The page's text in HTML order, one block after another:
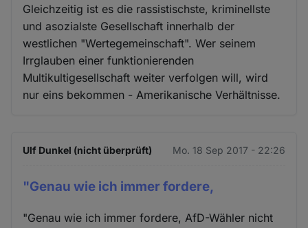
Gleichzeitig ist es die rassistischste, kriminellste
und asozialste Gesellschaft innerhalb der
westlichen "Wertegemeinschaft". Wer seinem
Irrglauben einer funktionierenden
Multikultigesellschaft weiter verfolgen will, wird
nur eins bekommen - Amerikanische Verhältnisse.
Ulf Dunkel (nicht überprüft) Mo. 18 Sep 2017 - 22:26
"Genau wie ich immer fordere,
"Genau wie ich immer fordere, AfD-Wähler nicht